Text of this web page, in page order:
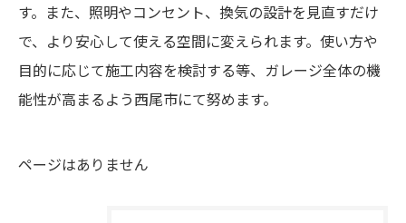
す。また、照明やコンセント、換気の設計を見直すだけ
で、より安心して使える空間に変えられます。使い方や
目的に応じて施工内容を検討する等、ガレージ全体の機
能性が高まるよう西尾市にて努めます。
ページはありません